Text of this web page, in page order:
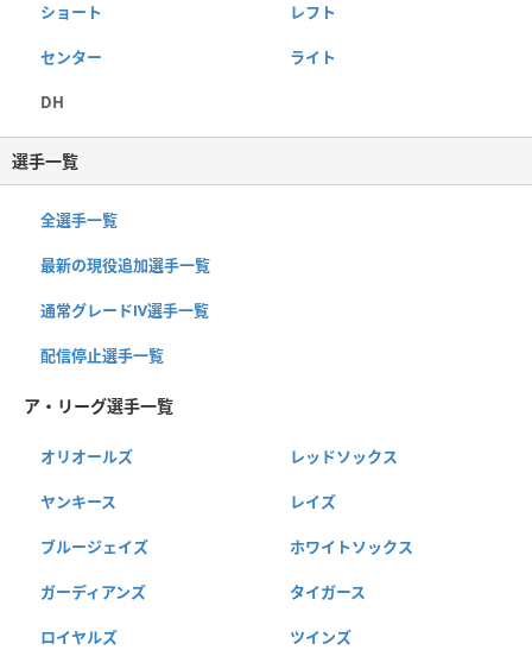
ショート レフト
センター ライト
DH
選手一覧
全選手一覧
最新の現役追加選手一覧
通常グレードⅣ選手一覧
配信停止選手一覧
ア・リーグ選手一覧
オリオールズ レッドソックス
ヤンキース レイズ
ブルージェイズ ホワイトソックス
ガーディアンズ タイガース
ロイヤルズ ツインズ